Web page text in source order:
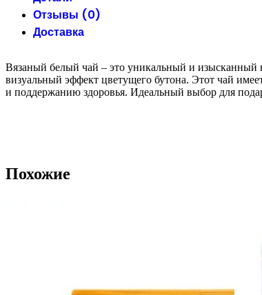
Отзывы (0)
Доставка
Вязаный белый чай – это уникальный и изысканный
визуальный эффект цветущего бутона. Этот чай
и поддержанию здоровья. Идеальный выбор для
Похожие